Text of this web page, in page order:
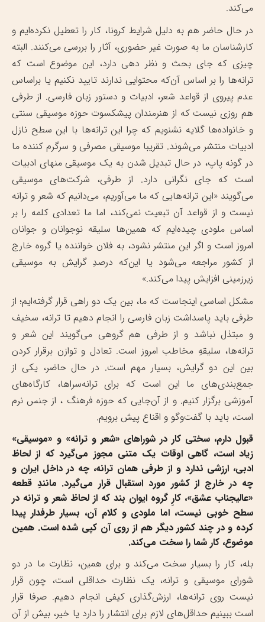
می‌کند.
در حال حاضر هم به دلیل شرایط کرونا، کار را تعطیل نکرده‌ایم و
کارشناسان ما به صورت غیر حضوری، آثار را بررسی می‌کنند. البته
چیزی که جای بحث و نظر دهی دارد، این موضوع است که
ترانه‌ها را بر اساس آن‌که محتوایی ندارند تایید نکنیم یا براساس
عدم پیروی از قواعد شعر، ادبیات و دستور زبان فارسی. از طرفی
هم روزی نیست که از هنرمندان پیشکسوت حوزه موسیقی سنتی
و خانواده‌ها گلایه نشنویم که چرا این ترانه‌ها با این سطح نازل
ادبیات منتشر می‌شوند. تقریبا موسیقی مصرفی و سرگرم کننده ما
در گونه پاپ، در حال تبدیل شدن به یک موسیقی منهای ادبیات
است که جای نگرانی دارد. از طرفی، شرکت‌های موسیقی
می‌گویند «این ترانه‌هایی که ما می‌آوریم، می‌دانیم که شعر و ترانه
نیست و از قواعد آن تبعیت نمی‌کند، اما ما تعدادی کلمه را بر
اساس ملودی چیده‌ایم که همین‌ها سلیقه نوجوانان و جوانان
امروز است و اگر این منتشر نشود، به فلان خواننده یا گروه خارج
از کشور مراجعه می‌شود یا این‌که درصدِ گرایش به موسیقی
زیرزمینی افزایش پیدا می‌کند.»
مشکل اساسی اینجاست که ما، بین یک دو راهی قرار گرفته‌ایم؛ از
طرفی باید پاسداشت زبان فارسی را انجام دهیم تا ترانه، سخیف
و مبتذل نباشد و از طرفی هم گروهی می‌گویند این شعر و
ترانه‌ها، سلیقهِ مخاطب امروز است. تعادل و توازن برقرار کردن
بین این دو گرایش، بسیار مهم است. در حال حاضر، یکی از
جمع‌بندی‌های ما این است که برای ترانه‌سراها، کارگاه‌های
آموزشی برگزار کنیم. و از آن‌جایی که حوزه فرهنگ ، از جنس نرم
است، باید با گفت‌وگو و اقناع پیش برویم.
قبول دارم، سختی کار در شوراهای «شعر و ترانه» و «موسیقی»
زیاد است، گاهی اوقات یک متنی مجوز می‌گیرد که از لحاظ
ادبی، ارزشی ندارد و از طرفی همان ترانه، چه در داخل ایران و
چه در خارج از کشور مورد استقبال قرار می‌گیرد. مانندِ قطعه
«عالیجناب عشق»، کارِ گروه ایوان بند که از لحاظ شعر و ترانه در
سطح خوبی نیست، اما ملودی و کلام آن، بسیار طرفدار پیدا
کرده و در چند کشور دیگر هم از روی آن کپی شده است. همین
موضوع، کار شما را سخت می‌کند.
بله، کار را بسیار سخت می‌کند و برای همین، نظارت ما در دو
شورای موسیقی و ترانه، یک نظارت حداقلی است، چون قرار
نیست روی ترانه‌ها، ارزش‌گذاری کیفی انجام دهیم. صرفا قرار
است ببینیم حداقل‌های لازم برای انتشار را دارد یا خیر، بیش از آن